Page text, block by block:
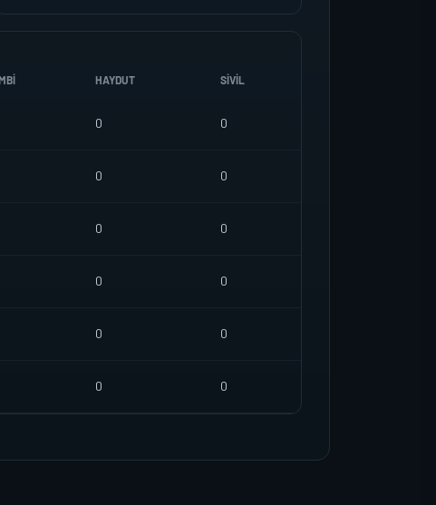
HAYDUT SIVIL
0 0
0 0
0 0
0 0
0 0
0 0